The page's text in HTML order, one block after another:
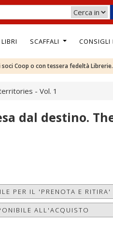
LIBRI SCAFFALI CONSIGLI
Coop o con tessera fedeltà
- Vol. 1
dal destino.
PER IL 'PRENOTA E RITIRA'
ALL'ACQUISTO